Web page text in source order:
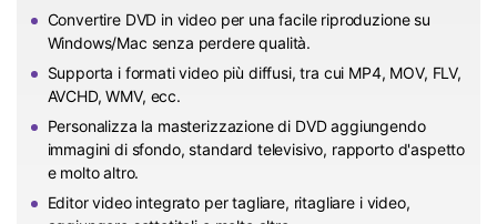
Convertire DVD in video per una facile riproduzione su
Windows/Mac senza perdere qualità.
Supporta i formati video più diffusi, tra cui MP4, MOV, FLV,
AVCHD, WMV, ecc.
Personalizza la masterizzazione di DVD aggiungendo
immagini di sfondo, standard televisivo, rapporto d'aspetto
e molto altro.
Editor video integrato per tagliare, ritagliare i video,